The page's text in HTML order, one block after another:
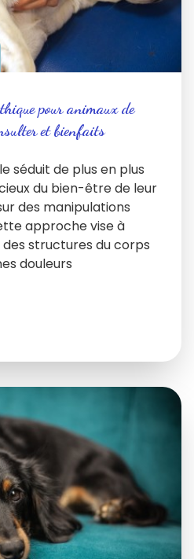
pour animaux de
et bienfaits
séduit de plus en plus
du bien-être de leur
des manipulations
approche vise à
structures du corps
douleurs